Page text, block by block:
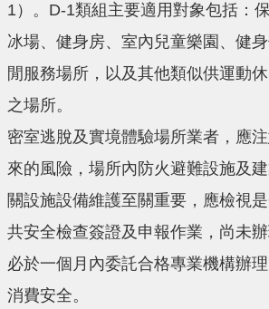
1）。D-1類組主要適用對象包括：
冰場、健身房、室內兒童樂園、健
閒服務場所，以及其他類似供運動
之場所。
密室逃脫及實境體驗場所業者，應
來的風險，場所內防火避難設施及
關設施設備維護至關重要，應檢視
共安全檢查簽證及申報作業，尚未
必於一個月內委託合格專業機構辦
消費安全。